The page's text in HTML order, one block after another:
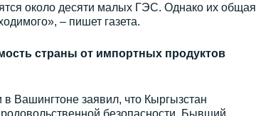
около десяти малых ГЭС. Однако их общая
– пишет газета.
страны от импортных продуктов
в Вашингтоне заявил, что Кыргызстан
безопасности. Бывший